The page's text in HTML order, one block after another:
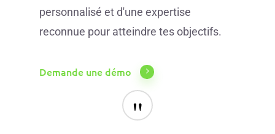
personnalisé et d'une expertise
reconnue pour atteindre tes objectifs.
Demande une démo
"